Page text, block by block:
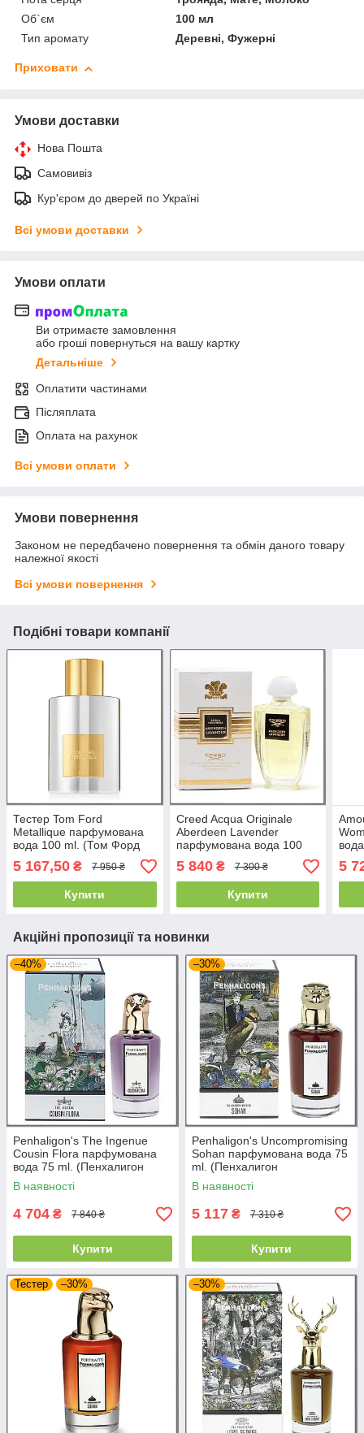
Об`єм
100 мл
Тип аромату
Деревні, Фужерні
Приховати
Умови доставки
Нова Пошта
Самовивіз
Кур'єром до дверей по Україні
Всі умови доставки
Умови оплати
Ви отримаєте замовлення
або гроші повернуться на вашу картку
Детальніше
Оплатити частинами
Післяплата
Оплата на рахунок
Всі умови оплати
Умови повернення
Законом не передбачено повернення та обмін даного товару
належної якості
Всі умови повернення
Подібні товари компанії
Тестер Tom Ford
Metallique парфумована
вода 100 ml. (Том Форд
Металік)
5 167,50 ₴ 7 950 ₴
Купити
Creed Acqua Originale
Aberdeen Lavender
парфумована вода 100
ml. (Крид Аква Оригінал
Абердин Лаванда)
5 840₴ 7 300 ₴
Купити
5
Акційні пропозиції та новинки
–40%
Penhaligon's The Ingenue
Cousin Flora парфумована
вода 75 ml. (Пенхалигон
Кузіна Флора)
В наявності
4 704 ₴ 7 840 ₴
Купити
–30%
Penhaligon's Uncompromising
Sohan парфумована вода 75
ml. (Пенхалигон
Безкомпромісний Сохан)
В наявності
5 117 ₴ 7 310 ₴
Купити
Тестер –30% –30%